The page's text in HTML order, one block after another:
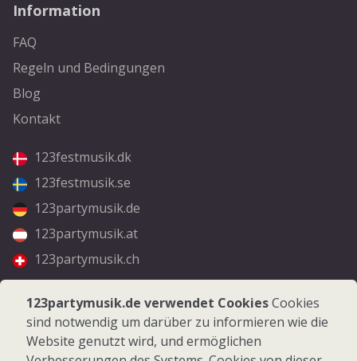
Information
FAQ
Regeln und Bedingungen
Blog
Kontakt
123festmusik.dk
123festmusik.se
123partymusik.de
123partymusik.at
123partymusik.ch
Folgen Sie uns
Facebook
Instagram
123partymusik.de verwendet CookiesCookies
sind notwendig um darüber zu informieren wie die
Website genutzt wird, und ermöglichen